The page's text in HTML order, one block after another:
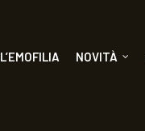
L’EMOFILIA NOVITÀ